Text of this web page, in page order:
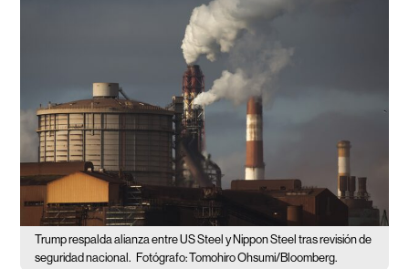
Trump respalda alianza entre US Steel y Nippon Steel tras revisión de
seguridad nacional. Fotógrafo: Tomohiro Ohsumi/Bloomberg.